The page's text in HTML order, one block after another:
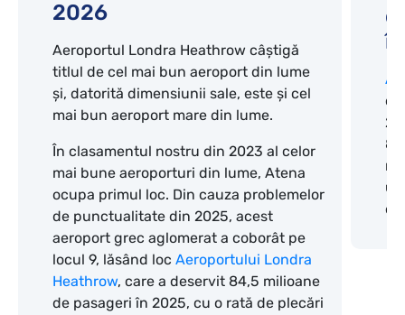
2026
Aeroportul Londra Heathrow câștigă
titlul de cel mai bun aeroport din lume
și, datorită dimensiunii sale, este și cel
mai bun aeroport mare din lume.
În clasamentul nostru din 2023 al celor
mai bune aeroporturi din lume, Atena
ocupa primul loc. Din cauza problemelor
de punctualitate din 2025, acest
aeroport grec aglomerat a coborât pe
locul 9, lăsând loc Aeroportului Londra
Heathrow, care a deservit 84,5 milioane
de pasageri în 2025, cu o rată de plecări
8-